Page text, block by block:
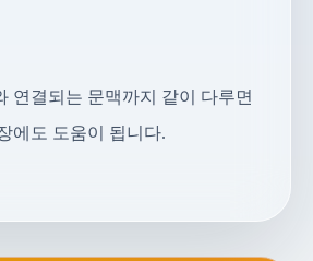
연결되는 문맥까지 같이 다루면
에도 도움이 됩니다.